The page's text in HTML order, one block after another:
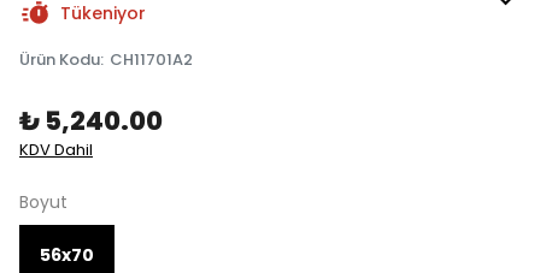
Tükeniyor
Ürün Kodu: CH11701A2
₺ 5,240.00
KDV Dahil
Boyut
56x70